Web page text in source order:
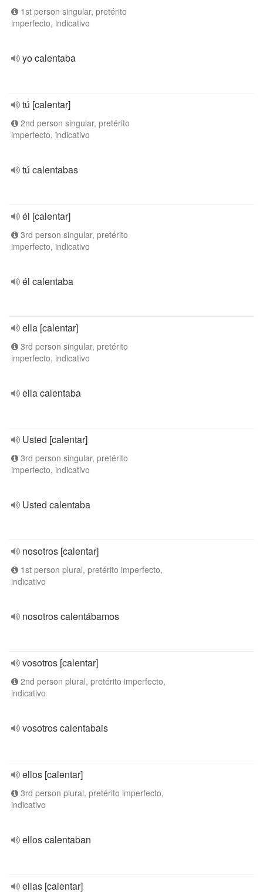
1st person singular, pretérito
imperfecto, indicativo
yo calentaba
tú [calentar]
2nd person singular, pretérito
imperfecto, indicativo
tú calentabas
él [calentar]
3rd person singular, pretérito
imperfecto, indicativo
él calentaba
ella [calentar]
3rd person singular, pretérito
imperfecto, indicativo
ella calentaba
Usted [calentar]
3rd person singular, pretérito
imperfecto, indicativo
Usted calentaba
nosotros [calentar]
1st person plural, pretérito imperfecto,
indicativo
nosotros calentábamos
vosotros [calentar]
2nd person plural, pretérito imperfecto,
indicativo
vosotros calentabais
ellos [calentar]
3rd person plural, pretérito imperfecto,
indicativo
ellos calentaban
ellas [calentar]